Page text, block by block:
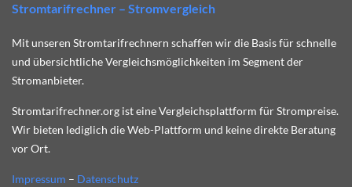
Stromtarifrechner – Stromvergleich
Mit unseren Stromtarifrechnern schaffen wir die Basis für schnelle
und übersichtliche Vergleichsmöglichkeiten im Segment der
Stromanbieter.
Stromtarifrechner.org ist eine Vergleichsplattform für Strompreise.
Wir bieten lediglich die Web-Plattform und keine direkte Beratung
vor Ort.
Impressum – Datenschutz